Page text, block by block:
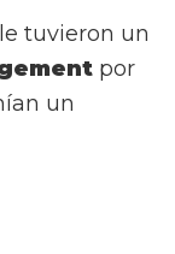
tuvieron un
por
un